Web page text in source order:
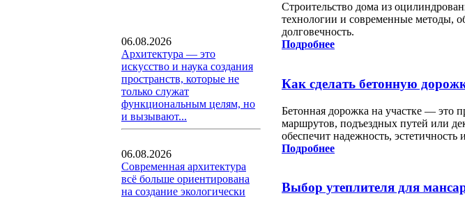
06.08.2026
Архитектура — это
искусство и наука создания
пространств, которые не
только служат
функциональным целям, но
и вызывают...
06.08.2026
Современная архитектура
всё больше ориентирована
на создание экологически
Строительство дома из
технологии и современные методы,
долговечность.
Подробнее
Как сделать бетонную
Бетонная дорожка на участке — это
маршрутов, подъездных путей или
обеспечит надежность, эстетичность
Подробнее
Выбор утеплителя для